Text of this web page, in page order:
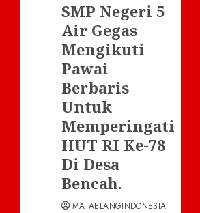
SMP Negeri 5
Air Gegas
Mengikuti
Pawai
Berbaris
Untuk
Memperingati
HUT RI Ke-78
Di Desa
Bencah.
MATAELANGINDONESIA